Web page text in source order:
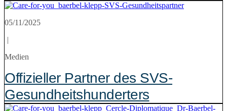
05/11/2025
|
Medien
Offizieller Partner des SVS-
Gesundheitshunderters